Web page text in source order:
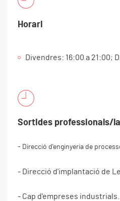
Horari
Divendres: 16:00 a 21:00;
Sortides professionals/
- Direcció d'enginyeria de
- Direcció d'implantació de
- Cap d'empreses industrials.